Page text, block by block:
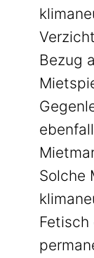
Bezug
Solche